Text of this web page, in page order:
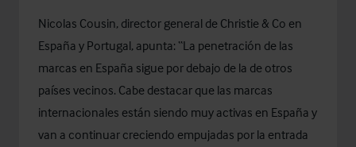
Nicolas Cousin, director general de Christie & Co en
España y Portugal, apunta: “La penetración de las
marcas en España sigue por debajo de la de otros
países vecinos. Cabe destacar que las marcas
internacionales están siendo muy activas en España y
van a continuar creciendo empujadas por la entrada